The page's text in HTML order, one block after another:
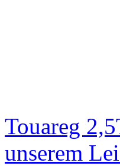
Touareg
unserem